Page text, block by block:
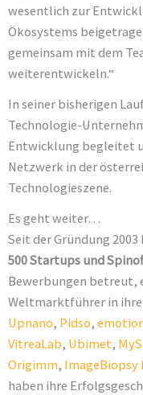
wesentlich zur
Ökosystems
gemeinsam mit dem
weiterentwickeln.“
In seiner bisherigen
Technologie-
Entwicklung begleitet
Netzwerk in der
Technologieszene.
Es geht weiter…
Seit der Gründung
500 Startups und
Bewerbungen betreut,
Weltmarktführer in
Upnano, Pidso,
VitreaLab, Ubimet,
Origimm, ImageBiopsy
haben ihre